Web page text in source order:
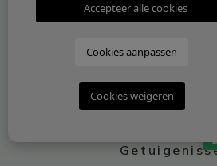
Diensten
Blog
Accepteer alle cookies
Cookies aanpassen
Cookies weigeren